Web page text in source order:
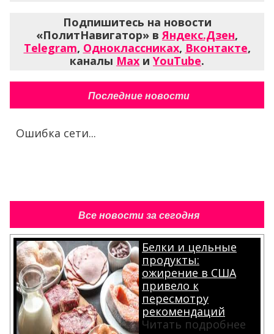
Подпишитесь на новости
«ПолитНавигатор» вЯндекс.Дзен,
Telegram, Одноклассниках, Вконтакте,
каналы Max и YouTube.
Последние новости
Ошибка сети...
Все новости за сегодня
Белки и цельные
продукты:
ожирение в США
привело к
пересмотру
рекомендаций
Читать подробнее